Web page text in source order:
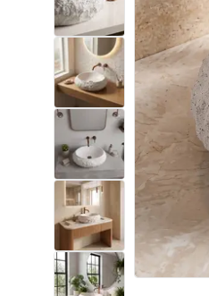
Toalety, ubikacje
Umywalki
Wanny i parawany
Baterie
Natryski
Kuchnia